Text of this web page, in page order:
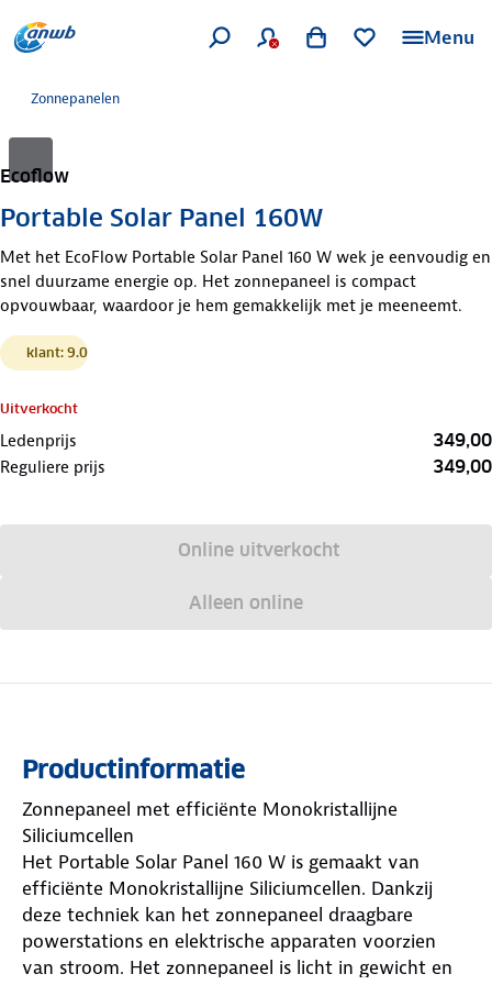
Menu
Zonnepanelen
Ecoflow
Portable Solar Panel 160W
Met het EcoFlow Portable Solar Panel 160 W wek je eenvoudig en
snel duurzame energie op. Het zonnepaneel is compact
opvouwbaar, waardoor je hem gemakkelijk met je meeneemt.
klant: 9.0
Uitverkocht
Ledenprijs 349,00
Reguliere prijs 349,00
Online uitverkocht
Alleen online
Productinformatie
Zonnepaneel met efficiënte Monokristallijne
Siliciumcellen
Het Portable Solar Panel 160 W is gemaakt van
efficiënte Monokristallijne Siliciumcellen. Dankzij
deze techniek kan het zonnepaneel draagbare
powerstations en elektrische apparaten voorzien
van stroom. Het zonnepaneel is licht in gewicht en